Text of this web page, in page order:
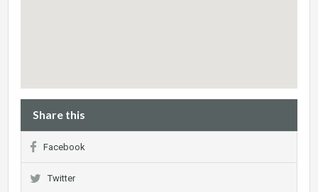
Share this
Facebook
Twitter